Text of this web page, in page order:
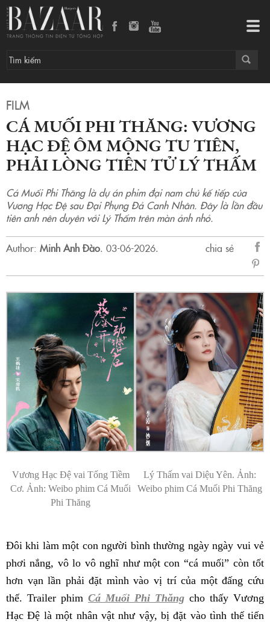
FILM
CÁ MUỐI PHI THĂNG: VƯƠNG
HẠC ĐỆ ÔM MỘNG TU TIÊN,
PHẢI LÒNG TIÊN TỬ LÝ THẤM
Cá Muối Phi Thăng là dự án phim đại nam chủ kế tiếp của
Vương Hạc Đệ sau Đại Phụng Đả Canh Nhân. Đây là lần đầu
tiên anh nên duyên với Lý Thấm trên màn ảnh nhỏ.
Author: Minh Anh Đào. 03-06-2026.
chia sẻ
sẻ
Vương Hạc Đệ vai Tống Tiềm
Cơ. Ảnh: Weibo phim Cá Muối
Phi Thăng
Lý Thấm vai Diệu Yên. Ảnh:
Weibo phim Cá Muối Phi Thăng
Đôi khi làm một con người bình thường ngày ngày vui vẻ
phơi nắng, vô lo vô nghĩ như một con “cá muối” còn tốt
hơn vạn lần phải đặt mình vào vị trí của một đấng cứu
thế. Trailer phim Cá Muối Phi Thăng cho thấy Vương
Hạc Đệ là một nhân vật như vậy, bị đặt vào tình thế tiến